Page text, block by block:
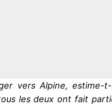
vers Alpine, estime-
les deux ont fait